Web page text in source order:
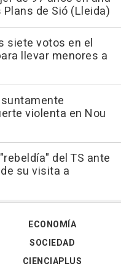
de Sió (Lleida)
siete votos en el
llevar menores a
violenta en Nou
del TS ante
su visita a
ECONOMÍA
SOCIEDAD
CIENCIAPLUS